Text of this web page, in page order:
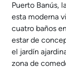
Puerto Banús,
esta moderna
cuatro baños
estar de
el jardín
zona de